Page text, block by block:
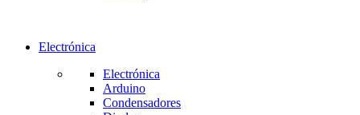
Electrónica
Electrónica
Arduino
Condensadores